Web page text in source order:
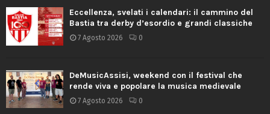
Eccellenza, svelati i calendari: il cammino del
Bastia tra derby d’esordio e grandi classiche
7 Agosto 2026 0
DeMusicAssisi, weekend con il festival che
rende viva e popolare la musica medievale
7 Agosto 2026 0